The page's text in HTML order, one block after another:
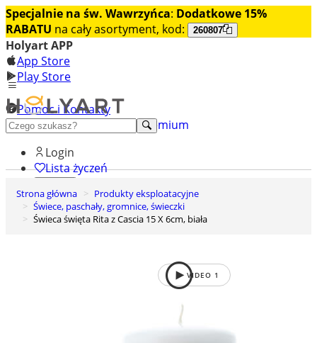
Specjalnie na św. Wawrzyńca: Dodatkowe 15%
RABATU na cały asortyment, kod: 260807
Holyart APP
App Store
Play Store
Pomoc i Kontakty
+48 222 922 860
Odkryj premium
Login
Lista życzeń
0
Koszyk
Strona główna
Produkty eksploatacyjne
Świece, paschały, gromnice, świeczki
Świeca święta Rita z Cascia 15 X 6cm, biała
VIDEO 1